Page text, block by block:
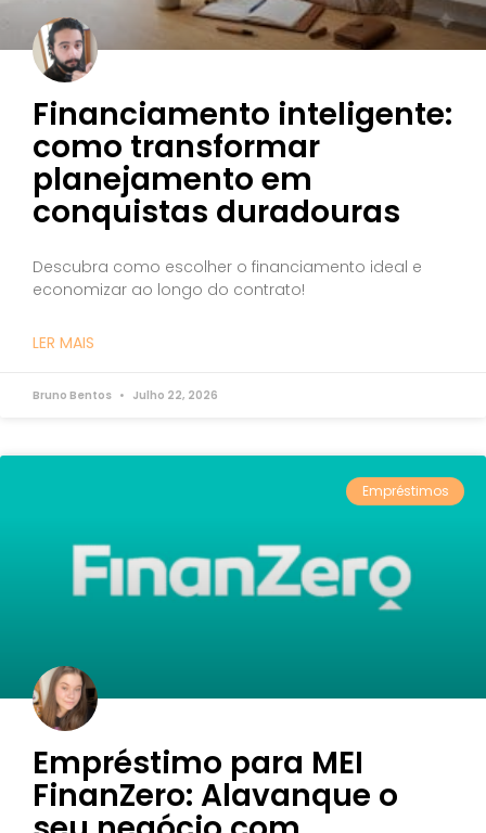
Financiamento inteligente:
como transformar
planejamento em
conquistas duradouras
Descubra como escolher o financiamento ideal e
economizar ao longo do contrato!
LER MAIS
Bruno Bentos Julho 22, 2026
Empréstimos
Empréstimo para MEI
FinanZero: Alavanque o